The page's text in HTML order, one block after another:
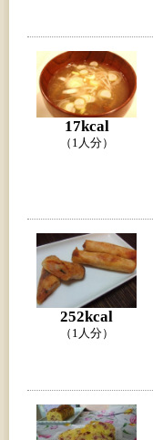
17kcal
（1人分）
252kcal
（1人分）